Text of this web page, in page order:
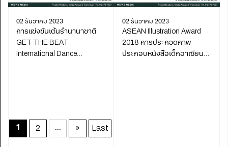
02 ธันวาคม 2023
การแข่งขันเต้นรำนานาชาติ
GET THE BEAT
International Dance
02 ธันวาคม 2023
ASEAN Illustration Award
2018 การประกวดภาพ
ประกอบหนังสือเด็กอาเซียน
1 2 ... » Last